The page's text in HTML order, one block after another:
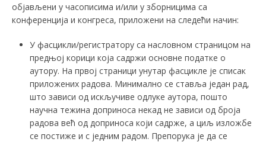
објављени у часописима и/или у зборницима са
конференција и конгреса, приложени на следећи начин:
У фасцикли/регистратору са насловном страницом на
предњој корици која садржи основне податке о
аутору. На првој страници унутар фасцикле је списак
приложених радова. Минимално се ставља један рад,
што зависи од искључиве одлуке аутора, пошто
научна тежина доприноса некад не зависи од броја
радова већ од доприноса који садрже, а циљ изложбе
се постиже и с једним радом. Препорука је да се